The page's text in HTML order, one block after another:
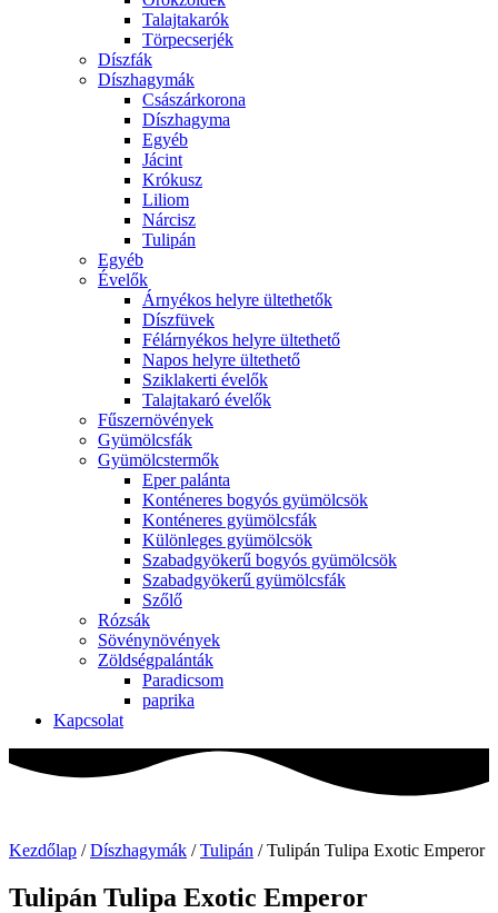
Talajtakarók
Törpecserjék
Díszfák
Díszhagymák
Császárkorona
Díszhagyma
Egyéb
Jácint
Krókusz
Liliom
Nárcisz
Tulipán
Egyéb
Évelők
Árnyékos helyre ültethetők
Díszfüvek
Félárnyékos helyre ültethető
Napos helyre ültethető
Sziklakerti évelők
Talajtakaró évelők
Fűszernövények
Gyümölcsfák
Gyümölcstermők
Eper palánta
Konténeres bogyós gyümölcsök
Konténeres gyümölcsfák
Különleges gyümölcsök
Szabadgyökerű bogyós gyümölcsök
Szabadgyökerű gyümölcsfák
Szőlő
Rózsák
Sövénynövények
Zöldségpalánták
Paradicsom
paprika
Kapcsolat
Kezdőlap /Díszhagymák /Tulipán / Tulipán Tulipa Exotic Emperor
Tulipán Tulipa Exotic Emperor